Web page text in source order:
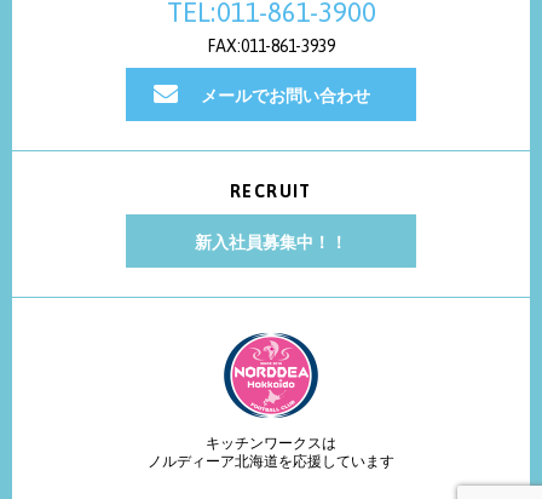
TEL:011-861-3900
FAX:011-861-3939
メールでお問い合わせ
RECRUIT
新入社員募集中！！
キッチンワークスは
ノルディーア北海道を応援しています